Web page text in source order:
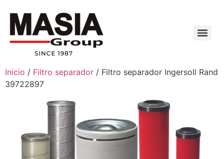
Inicio / Filtro separador / Filtro separador Ingersoll Rand
39722897